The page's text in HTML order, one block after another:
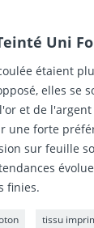
Uni
étaient
elles se
et de
une forte
sur feuille
finies.
tissu